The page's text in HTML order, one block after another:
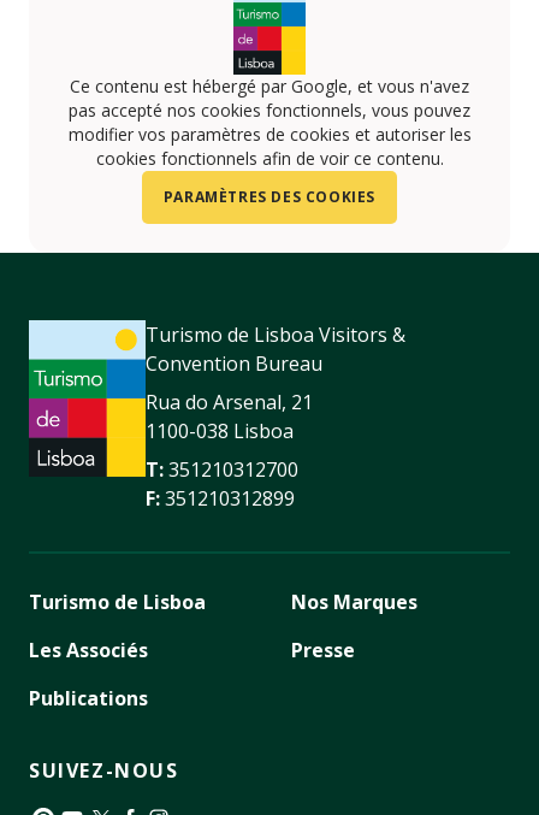
Ce contenu est hébergé par Google, et vous n'avez
pas accepté nos cookies fonctionnels, vous pouvez
modifier vos paramètres de cookies et autoriser les
cookies fonctionnels afin de voir ce contenu.
PARAMÈTRES DES COOKIES
Turismo de Lisboa Visitors &
Convention Bureau
Rua do Arsenal, 21
1100-038 Lisboa
T:351210312700
F:351210312899
Turismo de Lisboa
Les Associés
Publications
Nos Marques
Presse
SUIVEZ-NOUS